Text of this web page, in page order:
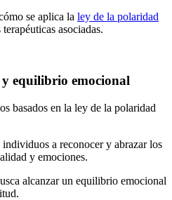
se aplica la ley de la polaridad
asociadas.
equilibrio emocional
basados en la ley de la polaridad
a reconocer y abrazar los
y emociones.
alcanzar un equilibrio emocional